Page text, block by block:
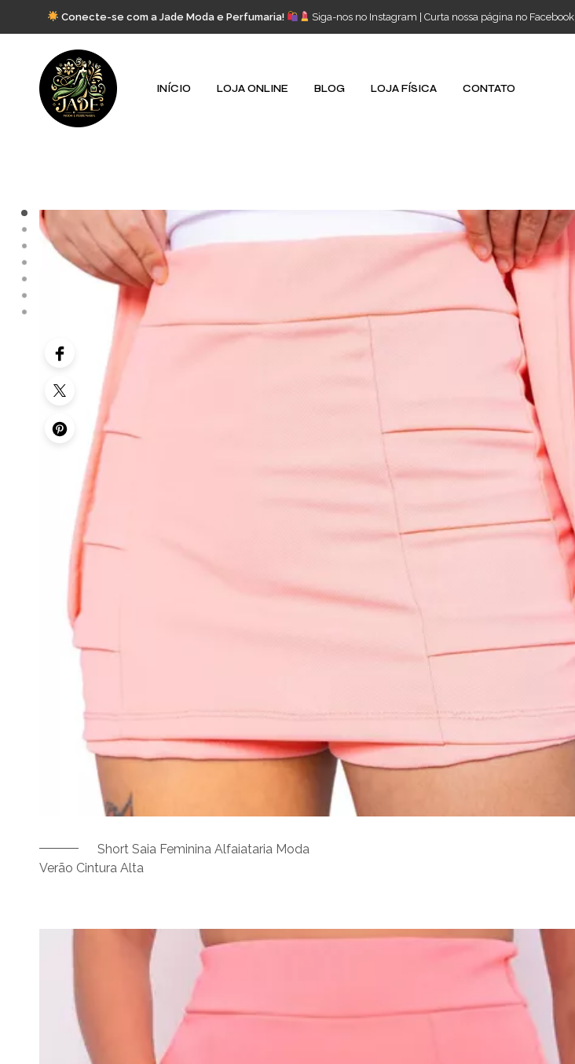
Conecte-se com a Jade Moda e Perfumaria! Siga-nos no Instagram |Curta nossa página no Facebook
INÍCIO LOJA ONLINE BLOG LOJA FÍSICA CONTATO
Short Saia Feminina Alfaiataria Moda
Verão Cintura Alta